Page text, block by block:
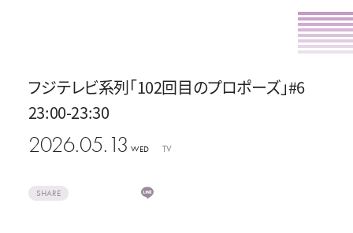
フジテレビ系列「102回目のプロポーズ」#6
23:00-23:30
2026.05.13 WED TV
SHARE